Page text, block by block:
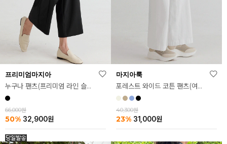
프리미엄마지아
누구나 팬츠(프리미엄 라인 슬랙스ver.)
66,000원
50% 32,900원
마지아룩
포레스트 와이드 코튼 팬츠(여름ver.)
40,300원
23% 31,000원